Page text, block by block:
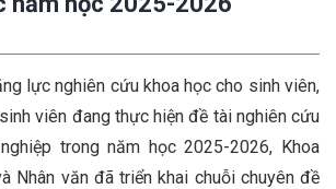
lực nghiên cứu khoa học cho sinh viên,
viên đang thực hiện đề tài nghiên cứu
trong năm học 2025-2026, Khoa
Nhân văn đã triển khai chuỗi chuyên đề